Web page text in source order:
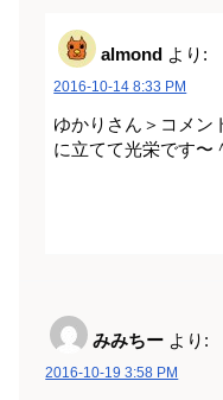
almond より:
2016-10-14 8:33 PM
ゆかりさん＞コメン
に立てて光栄です〜
みみちー より:
2016-10-19 3:58 PM